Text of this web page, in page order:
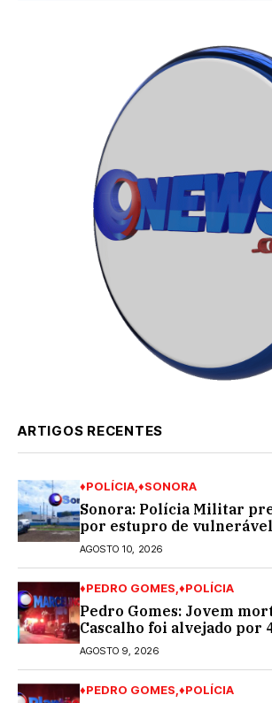
ARTIGOS RECENTES
♦POLÍCIA ♦SONORA
Sonora: Polícia Militar
por estupro de
anos
AGOSTO 10, 2026
♦PEDRO GOMES ♦POLÍCIA
Pedro Gomes: Jovem
Cascalho foi alvejado por
encapuzado
AGOSTO 9, 2026
♦PEDRO GOMES ♦POLÍCIA